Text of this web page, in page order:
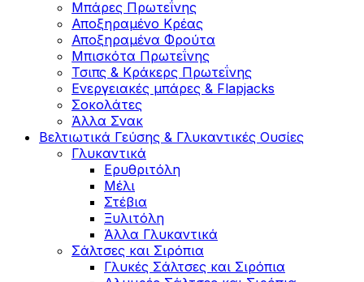
Μπάρες Πρωτεΐνης
Αποξηραμένο Κρέας
Αποξηραμένα Φρούτα
Μπισκότα Πρωτεΐνης
Τσιπς & Kράκερς Πρωτεΐνης
Ενεργειακές μπάρες & Flapjacks
Σοκολάτες
Άλλα Σνακ
Βελτιωτικά Γεύσης & Γλυκαντικές Ουσίες
Γλυκαντικά
Ερυθριτόλη
Μέλι
Στέβια
Ξυλιτόλη
Άλλα Γλυκαντικά
Σάλτσες και Σιρόπια
Γλυκές Σάλτσες και Σιρόπια